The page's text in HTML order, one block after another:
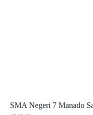
SMA Negeri 7 Manado